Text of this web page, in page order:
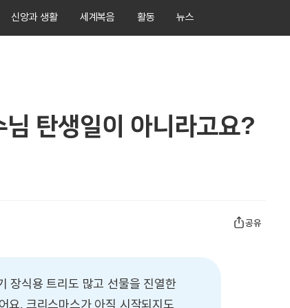
신앙과 생활 세계복음 활동 뉴스
탄생일이 아니라고요?
공유
장식용 트리도 많고 선물을 진열한
요. 크리스마스가 아직 시작되지도